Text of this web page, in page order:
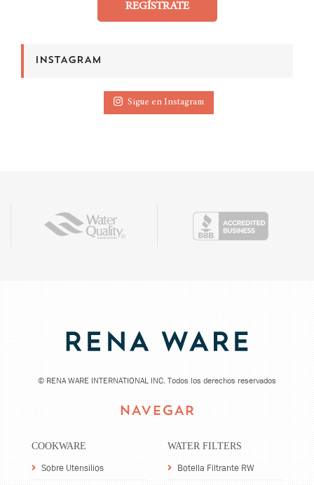
REGÍSTRATE
INSTAGRAM
Sigue en Instagram
© RENA WARE INTERNATIONAL INC. Todos los derechos reservados
NAVEGAR
COOKWARE
Sobre Utensilios
WATER FILTERS
Botella Filtrante RW